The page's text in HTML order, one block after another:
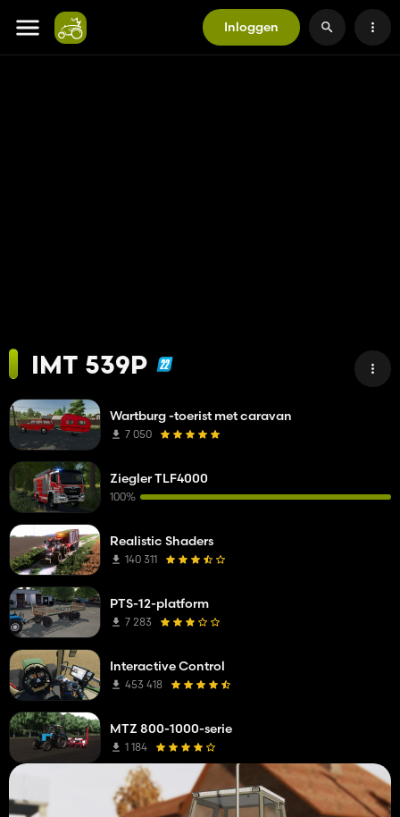
Inloggen
IMT 539P
Wartburg -toerist met caravan
7 050
Ziegler TLF4000
100%
Realistic Shaders
140 311
PTS-12-platform
7 283
Interactive Control
453 418
MTZ 800-1000-serie
1 184